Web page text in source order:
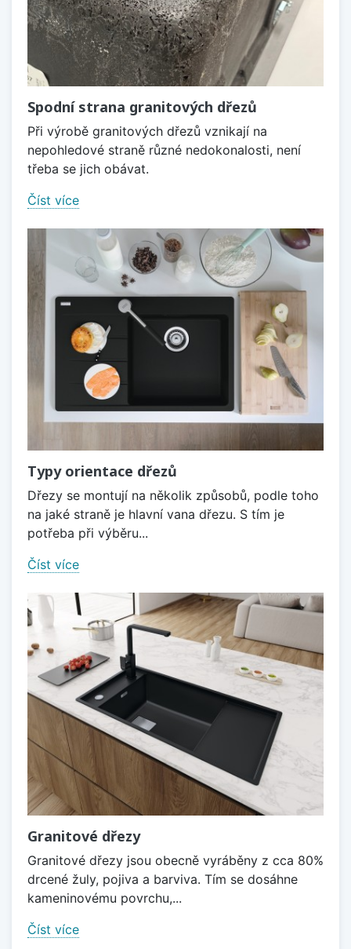
Spodní strana granitových dřezů
Při výrobě granitových dřezů vznikají na
nepohledové straně různé nedokonalosti, není
třeba se jich obávat.
Číst více
Typy orientace dřezů
Dřezy se montují na několik způsobů, podle toho
na jaké straně je hlavní vana dřezu. S tím je
potřeba při výběru...
Číst více
Granitové dřezy
Granitové dřezy jsou obecně vyráběny z cca 80%
drcené žuly, pojiva a barviva. Tím se dosáhne
kameninovému povrchu,...
Číst více